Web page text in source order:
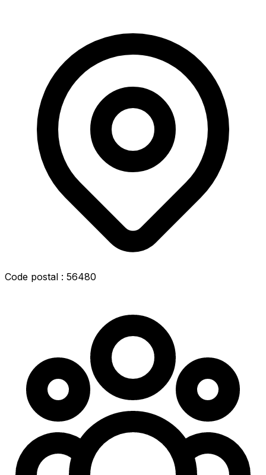
Code postal : 56480